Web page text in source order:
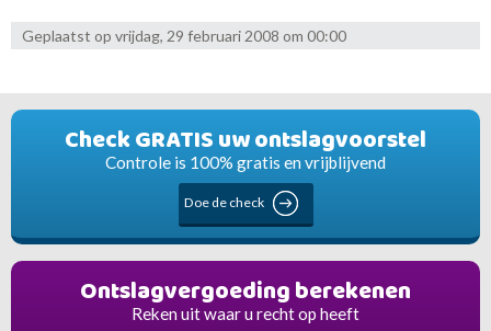
Geplaatst op vrijdag, 29 februari 2008 om 00:00
Check GRATIS uw ontslagvoorstel
Controle is 100% gratis en vrijblijvend
Doe de check
Ontslagvergoeding berekenen
Reken uit waar u recht op heeft